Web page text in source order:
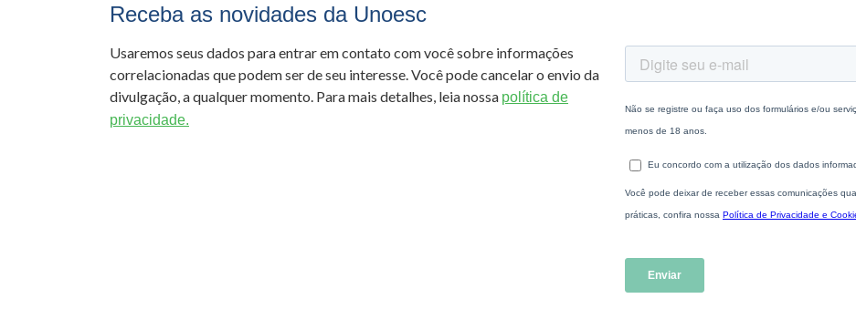
Receba as novidades da Unoesc
Usaremos seus dados para entrar em contato com você sobre informações
correlacionadas que podem ser de seu interesse. Você pode cancelar o envio da
divulgação, a qualquer momento. Para mais detalhes, leia nossa política de
privacidade.